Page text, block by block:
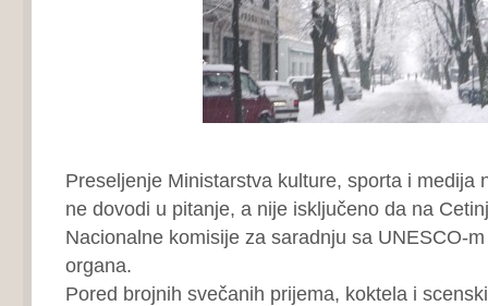
Preseljenje Ministarstva kulture, sporta i medija
ne dovodi u pitanje, a nije isključeno da na
Nacionalne komisije za saradnju sa UNESCO-
organa.
Pored brojnih svečanih prijema, koktela i